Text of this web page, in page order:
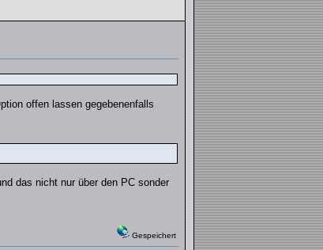
offen lassen gegebenenfalls
das nicht nur über den PC sonder
Gespeichert